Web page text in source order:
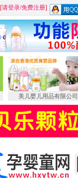
[请登录/免费注册]
美儿婴儿用品有限公司